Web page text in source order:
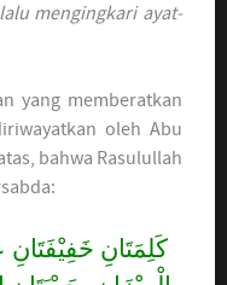
mengingkari ayat-
yang memberatkan
oleh Abu
bahwa Rasulullah
كَلِمَتَانِ خَفِيْفَتَانِ